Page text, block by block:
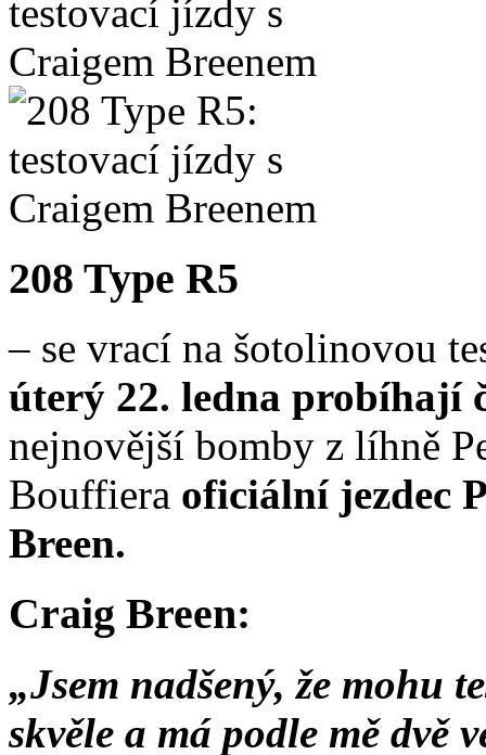
208 Type R5
– se vrací na šotolinovou
úterý 22. ledna probíhají
nejnovější bomby z líhně
Bouffiera oficiální jezdec
Breen.
Craig Breen:
„Jsem nadšený, že mohu
skvěle a má podle mě dvě